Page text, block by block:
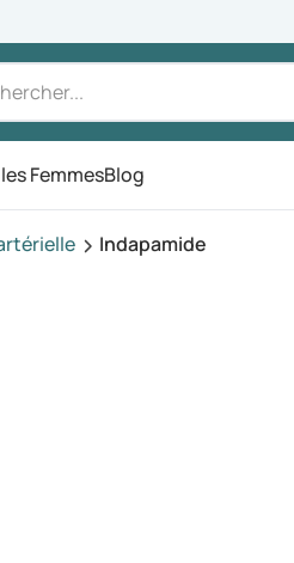
FemmesBlog
Indapamide